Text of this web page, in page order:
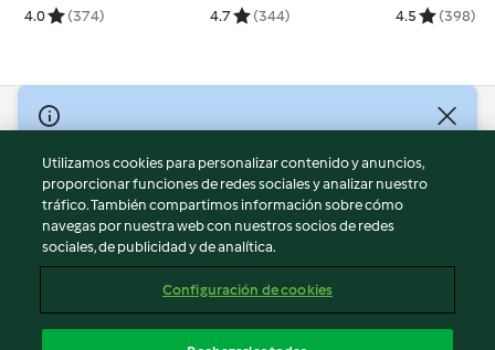
4.0 (374) 4.7 (344) 4.5 (398)
© Copyright 2026
Términos de uso
Política de privacidad
Aviso legal
Información legal
Reportar contenido
Utilizamos cookies para personalizar contenido y anuncios,
proporcionar funciones de redes sociales y analizar nuestro
tráfico. También compartimos información sobre cómo
navegas por nuestra web con nuestros socios de redes
sociales, de publicidad y de analítica.
Configuración de cookies